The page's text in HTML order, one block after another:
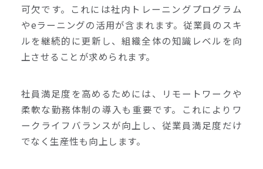
可欠です。これには社内トレーニングプログラム
やeラーニングの活用が含まれます。従業員のスキ
ルを継続的に更新し、組織全体の知識レベルを向
上させることが求められます。
社員満足度を高めるためには、リモートワークや
柔軟な勤務体制の導入も重要です。これによりワ
ークライフバランスが向上し、従業員満足度だけ
でなく生産性も向上します。